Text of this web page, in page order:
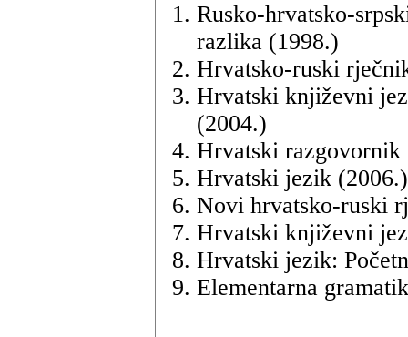
Rusko-hrvatsko-
razlika (1998.)
Hrvatsko-ruski
Hrvatski književni
(2004.)
Hrvatski razgovornik
Hrvatski jezik (2006.)
Novi hrvatsko-ruski
Hrvatski književni
Hrvatski jezik:
Elementarna